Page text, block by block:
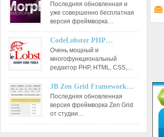
Последняя обновленная и
уже совершенно бесплатная
версия фреймворка…
CodeLobster PHP…
Очень мощный и
многофункциональный
редактор РНР, HTML, CSS,…
JB Zen Grid Framework…
Последняя обновленная
версия фреймворка Zen Grid
от студии…